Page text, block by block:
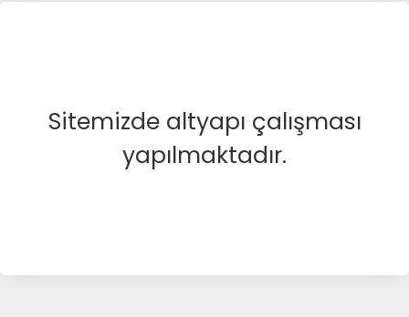
Sitemizde altyapı çalışması
yapılmaktadır.